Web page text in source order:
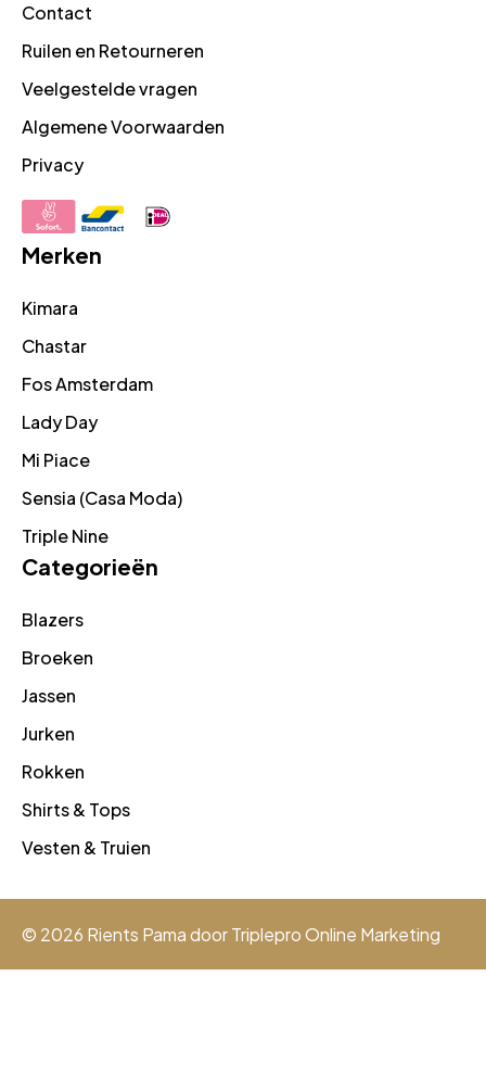
Contact
Ruilen en Retourneren
Veelgestelde vragen
Algemene Voorwaarden
Privacy
Merken
Kimara
Chastar
Fos Amsterdam
Lady Day
Mi Piace
Sensia (Casa Moda)
Triple Nine
Categorieën
Blazers
Broeken
Jassen
Jurken
Rokken
Shirts & Tops
Vesten & Truien
© 2026 Rients Pama doorTriplepro Online Marketing